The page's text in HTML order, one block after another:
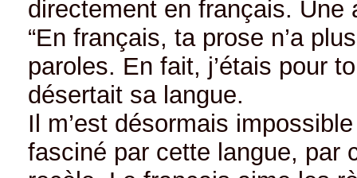
directement en français. Une
“En français, ta prose n’a
paroles. En fait, j’étais pour
désertait sa langue.
Il m’est désormais
fasciné par cette langue, par